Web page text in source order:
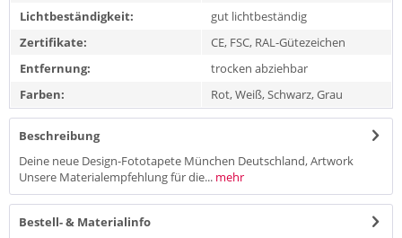
Lichtbeständigkeit:
gut lichtbeständig
Zertifikate:
CE, FSC, RAL-Gütezeichen
Entfernung:
trocken abziehbar
Farben:
Rot, Weiß, Schwarz, Grau
Beschreibung
Deine neue Design-Fototapete München Deutschland, Artwork
Unsere Materialempfehlung für die... mehr
Bestell- & Materialinfo